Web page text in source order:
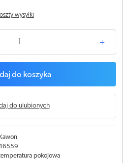
wysyłki
do koszyka
do ulubionych
Kawon
pokojowa